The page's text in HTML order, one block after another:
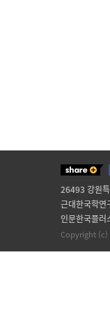
26493 강원
근대한국학
인문한국플
Copyright (c)